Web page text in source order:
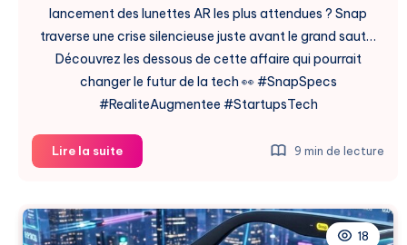
lancement des lunettes AR les plus attendues ? Snap
traverse une crise silencieuse juste avant le grand saut…
Découvrez les dessous de cette affaire qui pourrait
changer le futur de la tech 👀 #SnapSpecs
#RealiteAugmentee #StartupsTech
Lire la suiteSnap
Perd
Expert
Specs
9 min de lecture
18